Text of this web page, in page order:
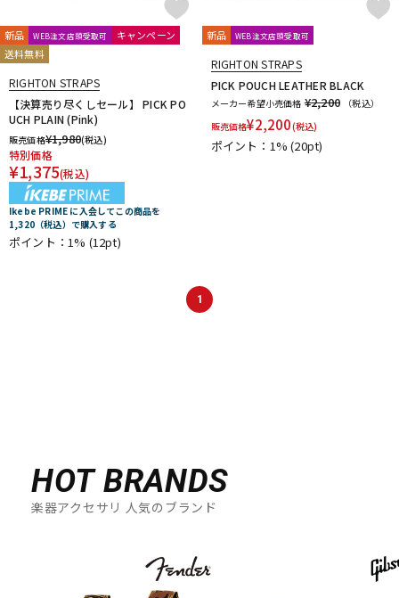
新品 WEB注文店頭受取可
キャンペーン
送料無料
RIGHTON STRAPS
【決算売り尽くしセール】 PICK PO
UCH PLAIN (Pink)
販売価格¥1,980(税込)
特別価格
¥1,375(税込)
Ikebe PRIME に入会してこの商品を
1,320（税込）で購入する
ポイント：1% (12pt)
新品 WEB注文店頭受取可
RIGHTON STRAPS
PICK POUCH LEATHER BLACK
メーカー希望小売価格 ¥2,200
（税込）
販売価格¥2,200(税込)
ポイント：1%(20pt)
1
HOT BRANDS
楽器アクセサリ 人気のブランド